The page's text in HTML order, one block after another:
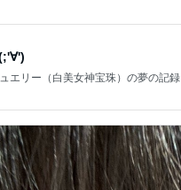
エリー（白美女神宝珠）の夢の記録